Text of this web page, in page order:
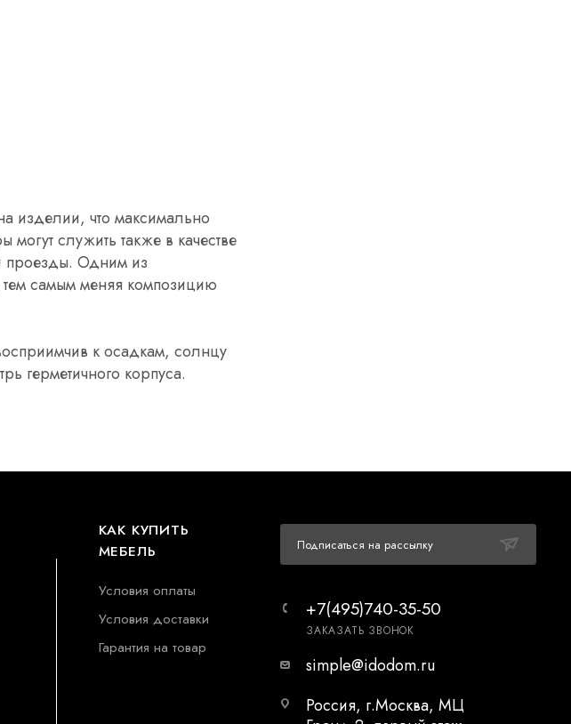
изделии, что максимально
служить также в качестве
проезды. Одним из
тем самым меняя композицию
к осадкам, солнцу
герметичного корпуса.
КАК КУПИТЬ
МЕБЕЛЬ
Условия оплаты
Условия доставки
Гарантия на товар
Подписаться на рассылку
+7(495)740-35-50
ЗАКАЗАТЬ ЗВОНОК
simple@idodom.ru
Россия, г.Москва, МЦ